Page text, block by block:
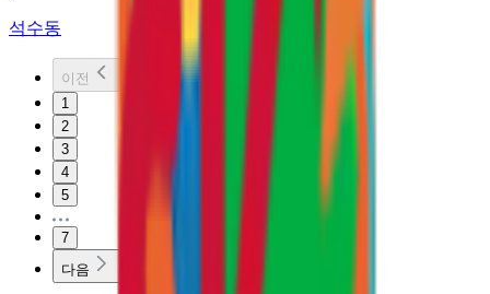
석수동
이전
1
2
3
4
5
7
다음